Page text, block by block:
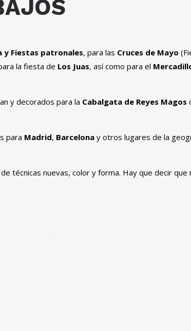
y Fiestas patronales, para las Cruces de Mayo
la fiesta de Los Juas, así como para el
y decorados para la Cabalgata de Reyes Magos
para Madrid, Barcelona y otros lugares de la
técnicas nuevas, color y forma. Hay que decir que